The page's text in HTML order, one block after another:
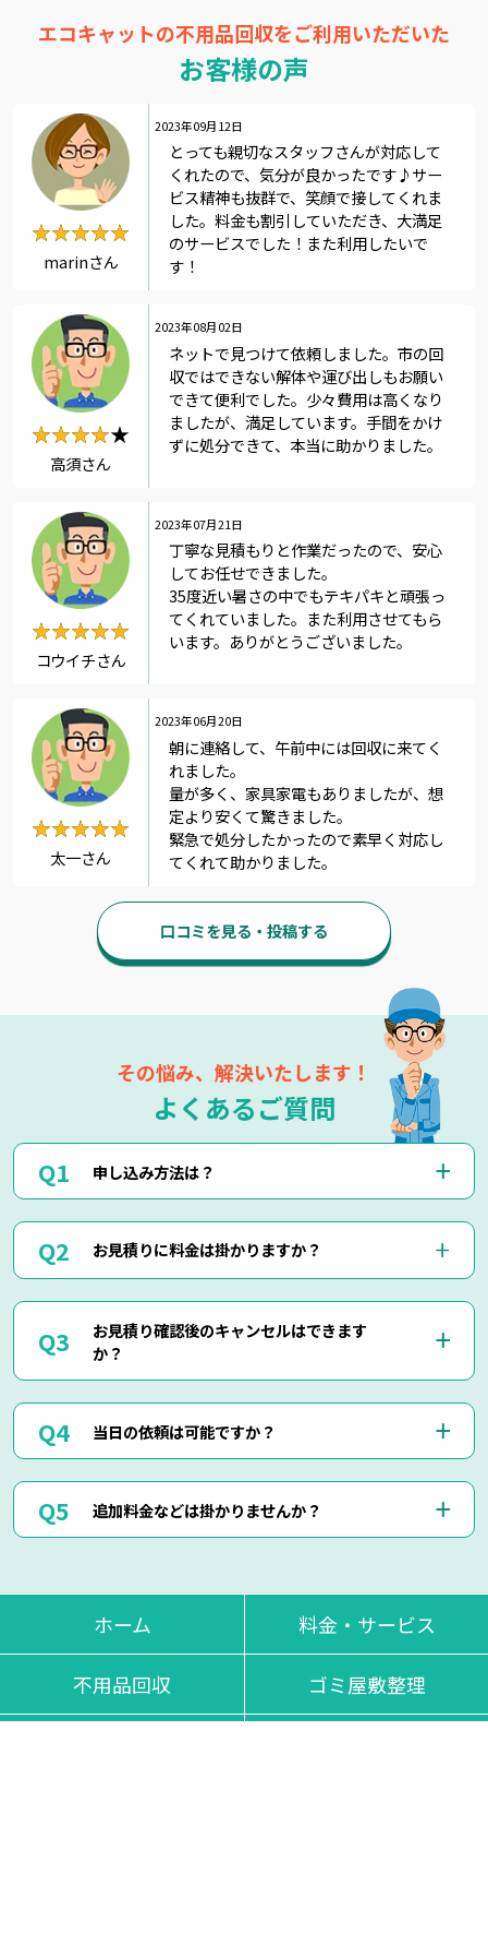
エコキャットの不用品回収をご利用いただいた
お客様の声
2023年09月12日
★★★★★
★★★★★
marinさん
とっても親切なスタッフさんが対応して
くれたので、気分が良かったです♪サー
ビス精神も抜群で、笑顔で接してくれま
した。料金も割引していただき、大満足
のサービスでした！また利用したいで
す！
2023年08月02日
★★★★★
★★★★
高須さん
ネットで見つけて依頼しました。市の回
収ではできない解体や運び出しもお願い
できて便利でした。少々費用は高くなり
ましたが、満足しています。手間をかけ
ずに処分できて、本当に助かりました。
2023年07月21日
★★★★★
★★★★★
コウイチさん
丁寧な見積もりと作業だったので、安心
してお任せできました。
35度近い暑さの中でもテキパキと頑張っ
てくれていました。また利用させてもら
います。ありがとうございました。
2023年06月20日
★★★★★
★★★★★
太一さん
朝に連絡して、午前中には回収に来てく
れました。
量が多く、家具家電もありましたが、想
定より安くて驚きました。
緊急で処分したかったので素早く対応し
てくれて助かりました。
口コミを見る・投稿する
その悩み、解決いたします！
よくあるご質問
申し込み方法は？
くださいませ。
お電話・メール・LINEにてご予約が可能です。
ご相談の際にご依頼作業の詳細や回収物の詳細など、ご説明
して頂けましたら簡易お見積りも可能でございます。
お客様に分かりやすくご説明させて頂きますのでご安心くだ
お見積りに料金は掛かりますか？
りますのでご安心してご相談くださいませ。
現地にて現物を確認しないと正確なお見積りを出せない場合
もございますので、お電話・メール・LINEでのお見積り
は、簡易お見積りを出させて頂きます。
正確なお見積りをご希望の場合は『出張お見積り』をご希望
頂ければ、無料にてご対応させて頂きます。
お見積り確認後のキャンセルはできます
か？
出張費などはもちろん掛かりませんのでご安心ください。
当社ではお見積り金額に納得されていないお客様に対して無
断で作業は行いません。
ただし悪質なキャンセルに関しましてはキャンセル料を頂く
場合もございます。
当日の依頼は可能ですか？
東京・神奈川・千葉・埼玉の対応エリア内でしたら、最短25
分で現地に到着させて頂きます。
追加料金などは掛かりませんか？
でご対応させて頂いております。
不当な追加料金等は一切掛かりませんのでご安心くださいま
ホーム 料金・サービス
不用品回収 ゴミ屋敷整理